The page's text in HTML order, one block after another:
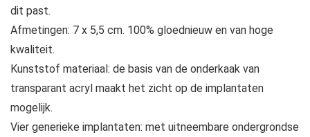
dit past.
Afmetingen: 7 x 5,5 cm. 100% gloednieuw en van hoge
kwaliteit.
Kunststof materiaal: de basis van de onderkaak van
transparant acryl maakt het zicht op de implantaten
mogelijk.
Vier generieke implantaten: met uitneembare ondergrondse